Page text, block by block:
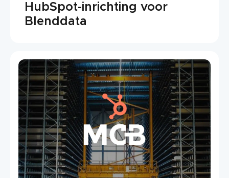
HubSpot-inrichting voor
Blenddata